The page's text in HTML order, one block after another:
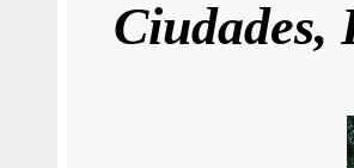
Ciudades,